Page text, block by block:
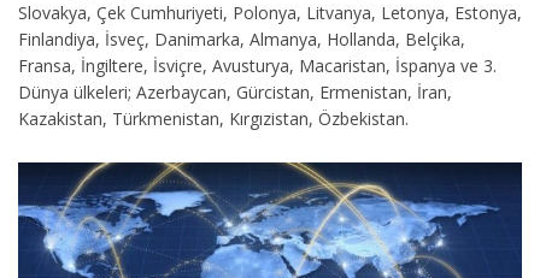
Slovakya, Çek Cumhuriyeti, Polonya, Litvanya, Letonya, Estonya,
Finlandiya, İsveç, Danimarka, Almanya, Hollanda, Belçika,
Fransa, İngiltere, İsviçre, Avusturya, Macaristan, İspanya ve 3.
Dünya ülkeleri; Azerbaycan, Gürcistan, Ermenistan, İran,
Kazakistan, Türkmenistan, Kırgızistan, Özbekistan.